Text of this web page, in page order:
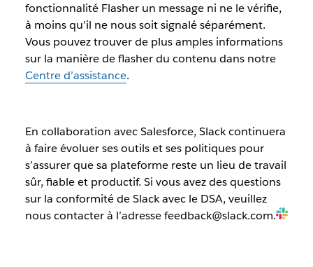
fonctionnalité Flasher un message ni ne le vérifie,
à moins qu’il ne nous soit signalé séparément.
Vous pouvez trouver de plus amples informations
sur la manière de flasher du contenu dans notre
Centre d’assistance.
En collaboration avec Salesforce, Slack continuera
à faire évoluer ses outils et ses politiques pour
s’assurer que sa plateforme reste un lieu de travail
sûr, fiable et productif. Si vous avez des questions
sur la conformité de Slack avec le DSA, veuillez
nous contacter à l’adressefeedback@slack.com.